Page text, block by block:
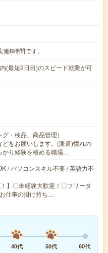
8時間です。
(最短2日目)のスピード就業が可
・検品、商品管理）
をお願いします。(派遣)憧れの
かり経験を積める職場…
/ パソコンスキル不要 / 英語力不
】〇未経験大歓迎！〇フリータ
仕事の掛け持ち…
40代 50代 60代